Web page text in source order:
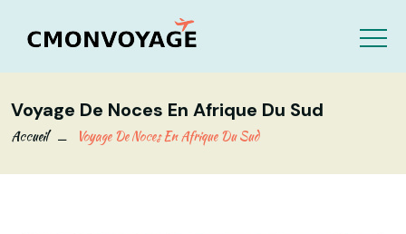
Voyage De Noces En Afrique Du Sud
Accueil Voyage De Noces En Afrique Du Sud